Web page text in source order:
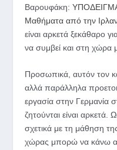
Βαρουφάκη:
Μαθήματα από την
είναι αρκετά ξεκάθαρο
να συμβεί και στη χώρα
Προσωπικά, αυτόν τον
αλλά παράλληλα
εργασία στην Γερμανία
ζητούνται είναι
σχετικά με τη μάθηση
χώρας μπορώ να κάνω